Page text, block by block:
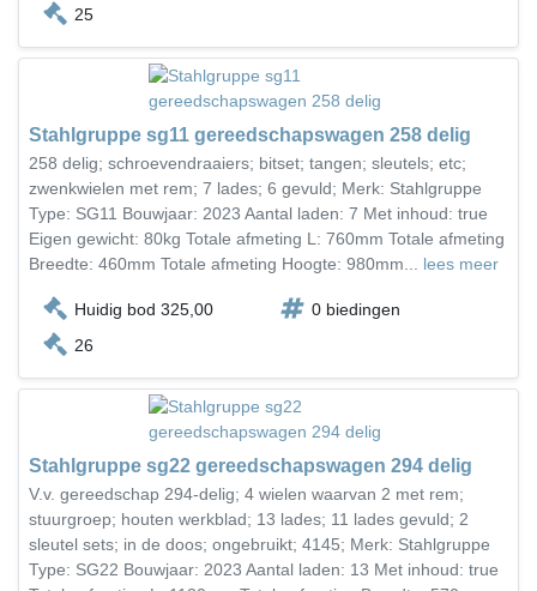
25
Stahlgruppe sg11 gereedschapswagen 258 delig
258 delig; schroevendraaiers; bitset; tangen; sleutels; etc;
zwenkwielen met rem; 7 lades; 6 gevuld; Merk: Stahlgruppe
Type: SG11 Bouwjaar: 2023 Aantal laden: 7 Met inhoud: true
Eigen gewicht: 80kg Totale afmeting L: 760mm Totale afmeting
Breedte: 460mm Totale afmeting Hoogte: 980mm... lees meer
Huidig bod 325,00
0 biedingen
26
Stahlgruppe sg22 gereedschapswagen 294 delig
V.v. gereedschap 294-delig; 4 wielen waarvan 2 met rem;
stuurgroep; houten werkblad; 13 lades; 11 lades gevuld; 2
sleutel sets; in de doos; ongebruikt; 4145; Merk: Stahlgruppe
Type: SG22 Bouwjaar: 2023 Aantal laden: 13 Met inhoud: true